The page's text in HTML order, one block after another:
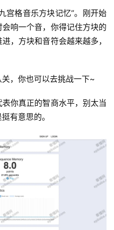
宫格音乐方块记忆”。刚开始
响一个音，你得记住方块的
，方块和音符会越来越多，
，你也可以去挑战一下~
你真正的智商水平，别太当
有意思的。